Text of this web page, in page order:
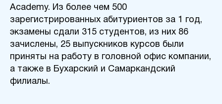
Academy. Из более чем 500
зарегистрированных абитуриентов за 1 год,
экзамены сдали 315 студентов, из них 86
зачислены, 25 выпускников курсов были
приняты на работу в головной офис компании,
а также в Бухарский и Самаркандский
филиалы.